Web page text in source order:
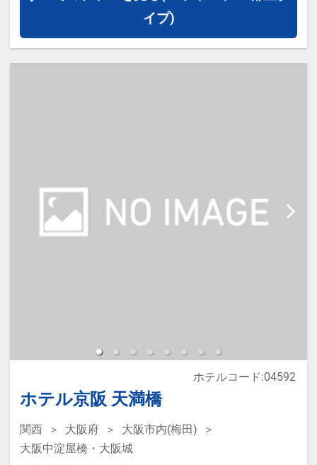
子様はお伺いできません。
【宿泊施設における「こども・添い
・添い寝のお子様がいる場合、「施
設へのメッセージ」に人数と年齢を
必ず入力して下さい。
●1階ロビーにて毎日14時からウェル
カムドリンクをご用意♪
＃期間限定 ＃条件が合えばラッキ
イプ)
ホテル京阪 天満橋
ホテルコード:04592
関西 大阪府
大阪市内(梅田)
大阪中淀屋橋・大阪城